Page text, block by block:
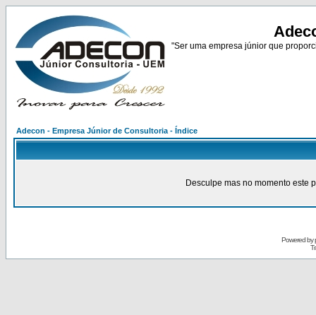
"Ser uma empresa júnior que
Adecon - Empresa Júnior de Consultoria - Índice
Desculpe mas no momento este
Powered by